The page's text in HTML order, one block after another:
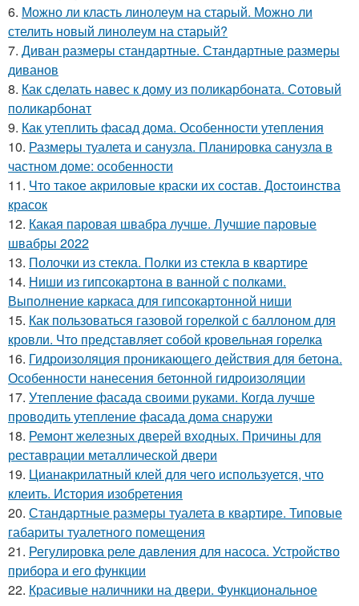
6. Можно ли класть линолеум на старый. Можно ли
стелить новый линолеум на старый?
7. Диван размеры стандартные. Стандартные размеры
диванов
8. Как сделать навес к дому из поликарбоната. Сотовый
поликарбонат
9. Как утеплить фасад дома. Особенности утепления
10. Размеры туалета и санузла. Планировка санузла в
частном доме: особенности
11. Что такое акриловые краски их состав. Достоинства
красок
12. Какая паровая швабра лучше. Лучшие паровые
швабры 2022
13. Полочки из стекла. Полки из стекла в квартире
14. Ниши из гипсокартона в ванной с полками.
Выполнение каркаса для гипсокартонной ниши
15. Как пользоваться газовой горелкой с баллоном для
кровли. Что представляет собой кровельная горелка
16. Гидроизоляция проникающего действия для бетона.
Особенности нанесения бетонной гидроизоляции
17. Утепление фасада своими руками. Когда лучше
проводить утепление фасада дома снаружи
18. Ремонт железных дверей входных. Причины для
реставрации металлической двери
19. Цианакрилатный клей для чего используется, что
клеить. История изобретения
20. Стандартные размеры туалета в квартире. Типовые
габариты туалетного помещения
21. Регулировка реле давления для насоса. Устройство
прибора и его функции
22. Красивые наличники на двери. Функциональное